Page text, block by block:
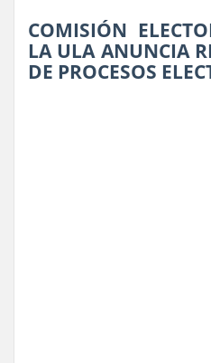
COMISIÓN
LA ULA ANUNCIA
DE PROCESOS